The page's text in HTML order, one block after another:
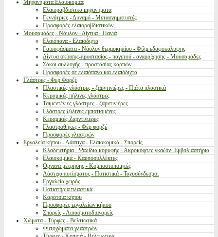
Μηχανήματα Ελαιοκομίας
Ελαιοραβδιστικά μηχανήματα
Γεννήτριες - Δυναμό - Μετασχηματιστές
Προσφορές ελαιοραβδιστικών
Μουσαμάδες - Νάυλον - Δίχτυα - Πανιά
Ελαιόπανα - Ελαιόδιχτα
Γαιουφάσματα - Νάυλον θερμοκηπίου - Φίλμ εδαφοκάλυψης
Δίχτυα σκίασης-προστασίας - παγετού - αναρρίχησης - Μουσαμάδες
Σάκοι συλλογής - προστασίας καρπών
Προσφορές σε ελαιόπανα και ελαιόδιχτα
Γλάστρες - Φερ Φορζέ
Πλαστικές γλάστρες - ζαρντινιέρες - Πιάτα πλαστικά
Κεραμικές πήλινες γλάστρες
Τσιμεντένιες γλάστρες - ζαρντινιέρες
Γλάστρες ξύλινες εμποτισμένες
Κεραμικές Ζαρντινιέρες
Γλαστροθήκες - Φέρ φορζέ
Προσφορές γλαστρών
Εργαλεία κήπου - Λάστιχα - Ελαιοκομικά - Σπορείς
Κλαδευτήρια - Ψαλίδια κορυφής - Ακροκόφτες γκαζόν- Εμβολιαστήρια
Ελαιοκομικά - Καρποσυλλέκτες
Όργανα μέτρησης - Κομποστοποιητές
Λάστιχα ποτίσματος - Ποτιστικά - Ταχυσύνδεσμοι
Εργαλεία χειρός
Ποτιστήρια πλαστικά
Καρότσια κήπου
Προσφορές εργαλείων κήπου
Σπορείς - Λιπασματοδιανομείς
Χώματα - Τύρφες - Βελτιωτικά
Φυτοχώματα γλαστρών